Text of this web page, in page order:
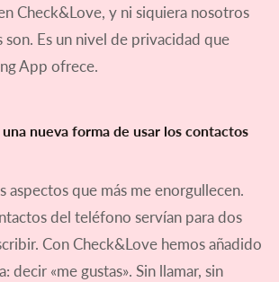
Check&Love, y ni siquiera nosotros
son. Es un nivel de privacidad que
App ofrece.
nueva forma de usar los contactos
aspectos que más me enorgullecen.
del teléfono servían para dos
Con Check&Love hemos añadido
decir «me gustas». Sin llamar, sin